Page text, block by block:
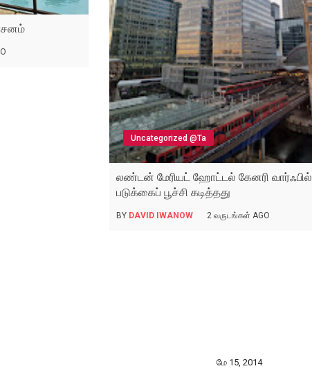
Uncategorized @ta
லண்டன் மேரியட் ஹோட்டல் கேனரி வார்ஃபில்
படுக்கைப் பூச்சி கடித்தது
BY DAVID IWANOW 2 வருடங்கள் AGO
மே 15, 2014